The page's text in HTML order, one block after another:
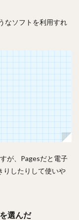
なソフトを利用すれ
が、Pagesだと電子
りしたりして使いや
選んだ